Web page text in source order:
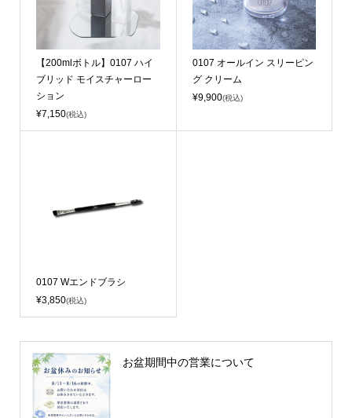
【200mlボトル】0107 ハイ
ブリッド モイスチャーロー
ション
¥7,150(税込)
0107 オールイン スリーピン
グ クリーム
¥9,900(税込)
0107 Wエンドブラシ
¥3,850(税込)
お盆期間中の営業について